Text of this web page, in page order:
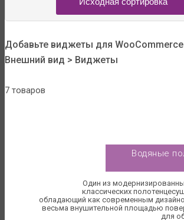
Добавьте виджеты для
Внешний вид > Виджеты
7 товаров
Водяные
Один из
классических
обладающий как современным
весьма внушительной площадью
для